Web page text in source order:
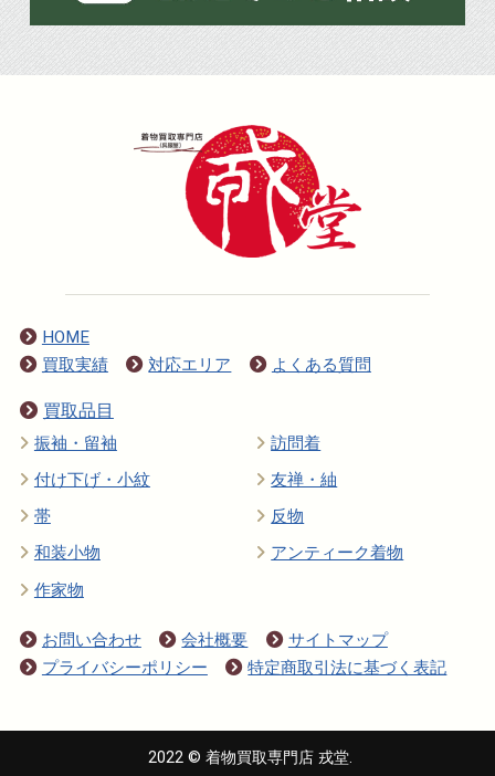
HOME
買取実績
対応エリア よくある質問
買取品目
振袖・留袖
訪問着
付け下げ・小紋
友禅・紬
帯
反物
和装小物
アンティーク着物
作家物
お問い合わせ 会社概要
サイトマップ
プライバシーポリシー
特定商取引法に基づく表記
2022 © 着物買取専門店 戎堂.